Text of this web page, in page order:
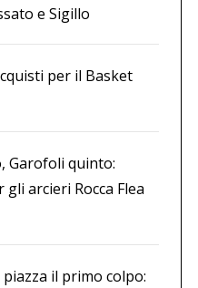
e Sigillo
per il Basket
Garofoli quinto:
arcieri Rocca Flea
il primo colpo: